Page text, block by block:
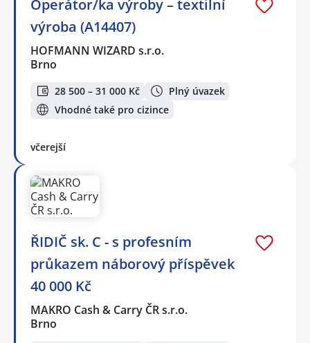
Operátor/ka výroby – textilní
výroba (A14407)
HOFMANN WIZARD s.r.o.
Brno
28 500 – 31 000 Kč
Plný úvazek
Vhodné také pro cizince
včerejší
ŘIDIČ sk. C - s profesním
průkazem náborový příspěvek
40 000 Kč
MAKRO Cash & Carry ČR s.r.o.
Brno